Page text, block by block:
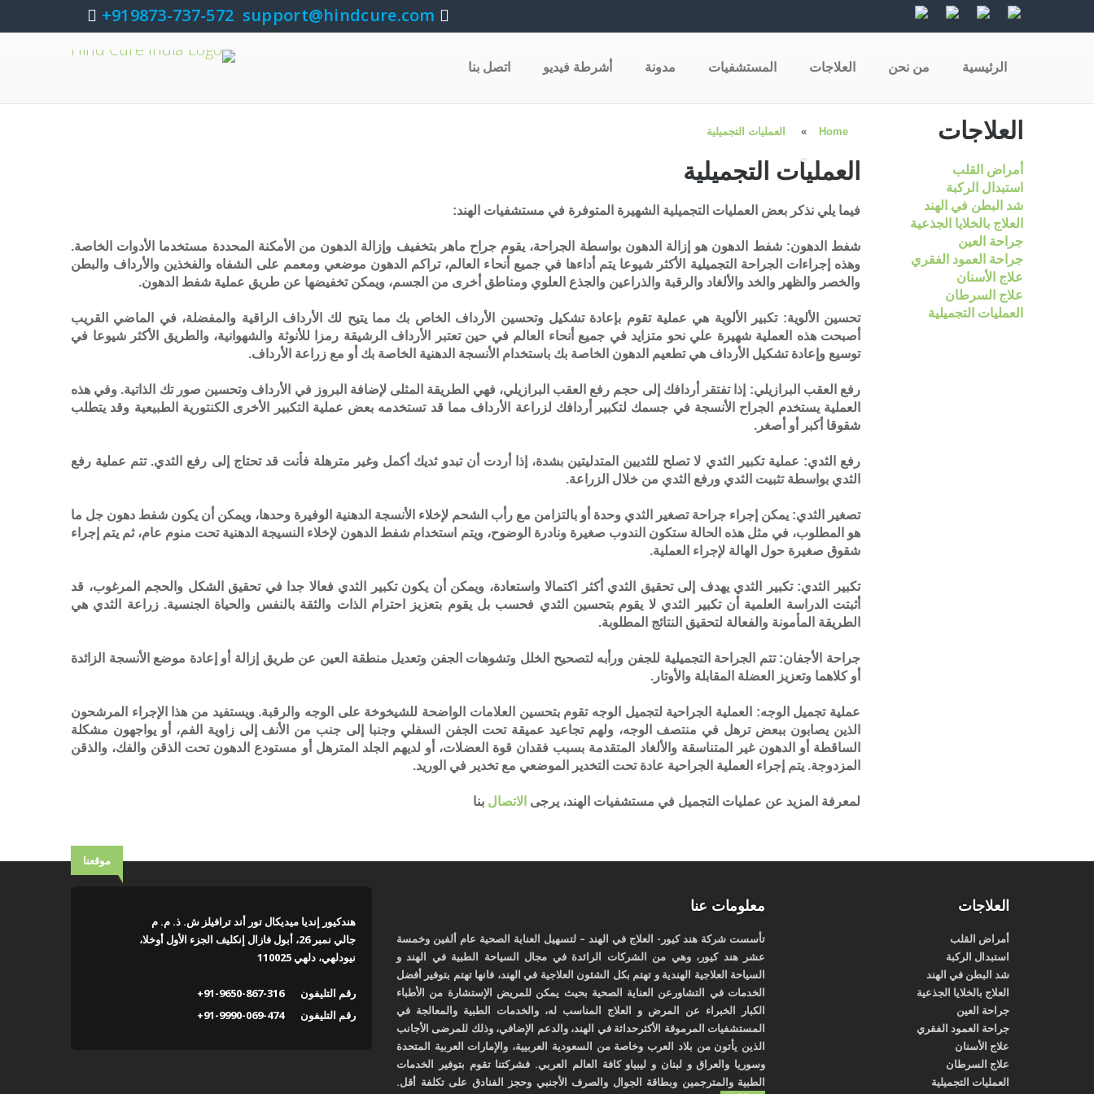
support@hindcure.com
919873-737-572+
الرئيسية من نحن العلاجات المستشفيات مدونة أشرطة فيديو اتصل بنا
Home
» العمليات التجميلية
العمليات التجميلية
فيما يلي نذكر بعض العمليات التجميلية الشهيرة المتوفرة في مستشفيات الهند:
شفط الدهون: شفط الدهون هو إزالة الدهون بواسطة الجراحة، يقوم جراح ماهر بتخفيف وإزالة الدهون من الأمكنة المحددة مستخدما الأدوات الخاصة.
وهذه إجراءات الجراحة التجميلية الأكثر شيوعا يتم أداءها في جميع أنحاء العالم، تراكم الدهون موضعي ومعمم على الشفاه والفخذين والأرداف والبطن
والخصر والظهر والخد والألغاد والرقبة والذراعين والجذع العلوي ومناطق أخرى من الجسم، ويمكن تخفيضها عن طريق عملية شفط الدهون.
تحسين الألوية: تكبير الألوية هي عملية تقوم بإعادة تشكيل وتحسين الأرداف الخاص بك مما يتيح لك الأرداف الراقية والمفضلة، في الماضي القريب
أصبحت هذه العملية شهيرة علي نحو متزايد في جميع أنحاء العالم في حين تعتبر الأرداف الرشيقة رمزا للأنوثة والشهوانية، والطريق الأكثر شيوعا في
توسيع وإعادة تشكيل الأرداف هي تطعيم الدهون الخاصة بك باستخدام الأنسجة الدهنية الخاصة بك أو مع زراعة الأرداف.
رفع العقب البرازيلي: إذا تفتقر أردافك إلى حجم رفع العقب البرازيلي، فهي الطريقة المثلى لإضافة البروز في الأرداف وتحسين صور تك الذاتية. وفي هذه
العملية يستخدم الجراح الأنسجة في جسمك لتكبير أردافك لزراعة الأرداف مما قد تستخدمه بعض عملية التكبير الأخرى الكنتورية الطبيعية وقد يتطلب
شقوقا أكبر أو أصغر.
رفع الثدي: عملية تكبير الثدي لا تصلح للثديين المتدليتين بشدة، إذا أردت أن تبدو ثديك أكمل وغير مترهلة فأنت قد تحتاج إلى رفع الثدي. تتم عملية رفع
الثدي بواسطة تثبيت الثدي ورفع الثدي من خلال الزراعة.
تصغير الثدي: يمكن إجراء جراحة تصغير الثدي وحدة أو بالتزامن مع رأب الشحم لإخلاء الأنسجة الدهنية الوفيرة وحدها، ويمكن أن يكون شفط دهون جل ما
هو المطلوب، في مثل هذه الحالة ستكون الندوب صغيرة ونادرة الوضوح، ويتم استخدام شفط الدهون لإخلاء النسيجة الدهنية تحت منوم عام، ثم يتم إجراء
شقوق صغيرة حول الهالة لإجراء العملية.
تكبير الثدي: تكبير الثدي يهدف إلى تحقيق الثدي أكثر اكتمالا واستعادة، ويمكن أن يكون تكبير الثدي فعالا جدا في تحقيق الشكل والحجم المرغوب، قد
أثبتت الدراسة العلمية أن تكبير الثدي لا يقوم بتحسين الثدي فحسب بل يقوم بتعزيز احترام الذات والثقة بالنفس والحياة الجنسية. زراعة الثدي هي
الطريقة المأمونة والفعالة لتحقيق النتائج المطلوبة.
جراحة الأجفان: تتم الجراحة التجميلية للجفن ورأبه لتصحيح الخلل وتشوهات الجفن وتعديل منطقة العين عن طريق إزالة أو إعادة موضع الأنسجة الزائدة
أو كلاهما وتعزيز العضلة المقابلة والأوتار.
عملية تجميل الوجه: العملية الجراحية لتجميل الوجه تقوم بتحسين العلامات الواضحة للشيخوخة على الوجه والرقبة. ويستفيد من هذا الإجراء المرشحون
الذين يصابون ببعض ترهل في منتصف الوجه، ولهم تجاعيد عميقة تحت الجفن السفلي وجنبا إلى جنب من الأنف إلى زاوية الفم، أو يواجهون مشكلة
الساقطة أو الدهون غير المتناسقة والألغاد المتقدمة بسبب فقدان قوة العضلات، أو لديهم الجلد المترهل أو مستودع الدهون تحت الذقن والفك، والذقن
المزدوجة. يتم إجراء العملية الجراحية عادة تحت التخدير الموضعي مع تخدير في الوريد.
لمعرفة المزيد عن عمليات التجميل في مستشفيات الهند، يرجى الاتصال بنا
العلاجات
أمراض القلب
استبدال الركبة
شد البطن في الهند
العلاج بالخلايا الجذعية
جراحة العين
جراحة العمود الفقري
علاج الأسنان
علاج السرطان
العمليات التجميلية
موقعنا
هندكيور إنديا ميديكال تور أند ترافيلز ش. ذ. م. م
جالي نمبر 26، أبول فازال إنكليف الجزء الأول أوخلا،
نيودلهي، دلهي 110025
+91-9650-867-316
رقم التليفون
+91-9990-069-474
رقم التليفون
معلومات عنا
تأسست شركة هند كيور- العلاج في الهند – لتسهيل العناية الصحية عام ألفين وخمسة
عشر هند كيور، وهي من الشركات الرائدة في مجال السياحة الطبية في الهند و
السياحة العلاجية الهندية و تهتم بكل الشئون العلاجية في الهند، فانها تهتم بتوفير أفضل
الخدمات في التشاورعن العناية الصحية بحيث يمكن للمريض الإستشارة من الأطباء
الكبار الخبراء عن المرض و العلاج المناسب له، والخدمات الطبية والمعالجة في
المستشفيات المرموقة الأكثرحداثة في الهند، والدعم الإضافي، وذلك للمرضى الأجانب
الذين يأتون من بلاد العرب وخاصة من السعودية العربيية، والإمارات العربية المتحدة
وسوريا والعراق و لبنان و ليبياو كافة العالم العربي. فشركتنا تقوم بتوفير الخدمات
الطبية والمترجمين وبطاقة الجوال والصرف الأجنبي وحجز الفنادق على تكلفة أقل.
العلاجات
أمراض القلب
استبدال الركبة
شد البطن في الهند
العلاج بالخلايا الجذعية
جراحة العين
جراحة العمود الفقري
علاج الأسنان
علاج السرطان
العمليات التجميلية